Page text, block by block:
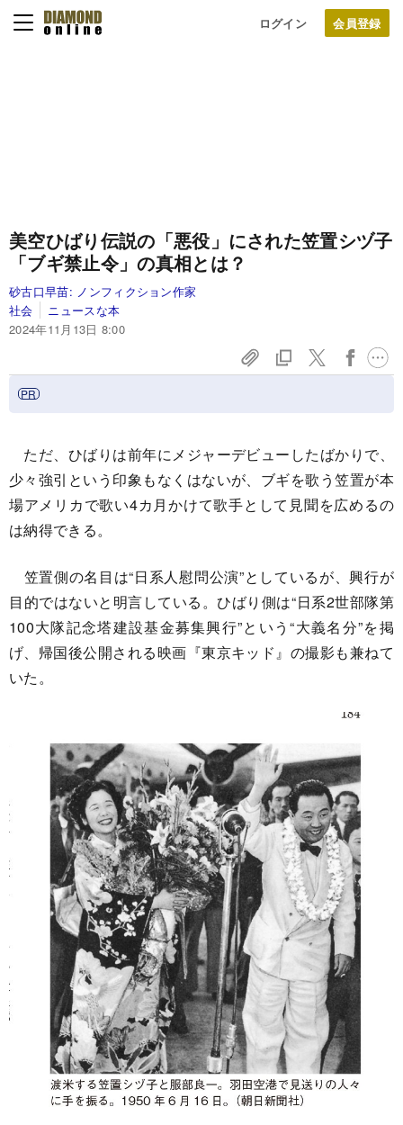
ログイン
美空ひばり伝説の「悪役」にされた笠置シヅ子
「ブギ禁止令」の真相とは？
砂古口早苗: ノンフィクション作家
社会
ニュースな本
2024年11月13日 8:00
ただ、ひばりは前年にメジャーデビューしたばかりで、
少々強引という印象もなくはないが、ブギを歌う笠置が本
場アメリカで歌い4カ月かけて歌手として見聞を広めるの
は納得できる。
笠置側の名目は“日系人慰問公演”としているが、興行が
目的ではないと明言している。ひばり側は“日系2世部隊第
100大隊記念塔建設基金募集興行”という“大義名分”を掲
げ、帰国後公開される映画『東京キッド』の撮影も兼ねて
いた。